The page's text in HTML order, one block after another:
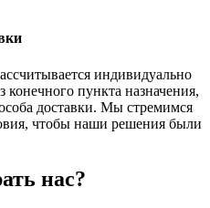
индивидуально
конечного пункта назначения,
доставки. Мы стремимся
чтобы наши решения были
нас?